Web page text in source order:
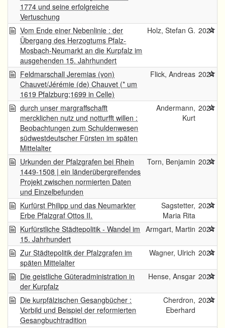
1774 und seine erfolgreiche
Vertuschung
Vom Ende einer Nebenlinie : der
Übergang des Herzogtums Pfalz-
Mosbach-Neumarkt an die Kurpfalz im
ausgehenden 15. Jahrhundert
Holz, Stefan G. 2024
Feldmarschall Jeremias (von)
Chauvet/Jérémie (de) Chauvet (* um
1619 Pfalzburg;1699 in Celle)
Flick, Andreas 2024
durch unser margraffschafft
mercklichen nutz und notturfft willen :
Beobachtungen zum Schuldenwesen
südwestdeutscher Fürsten im späten
Mittelalter
Andermann,
Kurt
2024
Urkunden der Pfalzgrafen bei Rhein
1449-1508 | ein länderübergreifendes
Projekt zwischen normierten Daten
und Einzelbefunden
Torn, Benjamin 2024
Kurfürst Philipp und das Neumarkter
Erbe Pfalzgraf Ottos II.
Sagstetter,
Maria Rita
2024
Kurfürstliche Städtepolitik - Wandel im
15. Jahrhundert
Armgart, Martin 2024
Zur Städtepolitik der Pfalzgrafen im
späten Mittelalter
Wagner, Ulrich 2024
Die geistliche Güteradministration in
der Kurpfalz
Hense, Ansgar 2024
Die kurpfälzischen Gesangbücher :
Vorbild und Beispiel der reformierten
Gesangbuchtradition
Cherdron,
Eberhard
2024